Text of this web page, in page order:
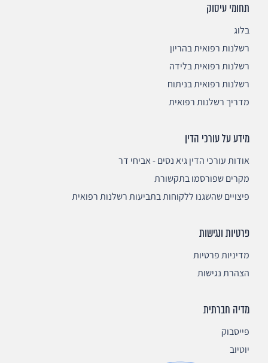
תחומי עיסוק
בלוג
רשלנות רפואית בהריון
רשלנות רפואית בלידה
רשלנות רפואית בניתוח
מדריך רשלנות רפואית
מידע על עורכי הדין
אודות עורכי הדין גיא נסים - אביחי דר
מקרים שפורסמו בתקשורת
פיצויים שהשגנו ללקוחות בתביעות רשלנות רפואית
פרטיות ונגישות
מדיניות פרטיות
הצהרת נגישות
מדיה חברתית
פייסבוק
יוטיוב